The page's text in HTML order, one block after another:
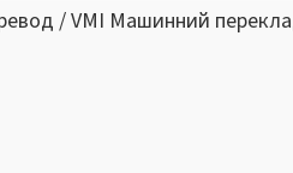
/ VMI Машинний